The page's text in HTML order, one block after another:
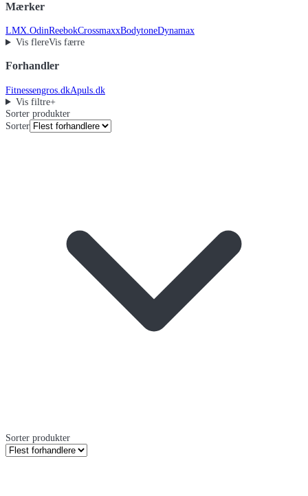
Mærker
LMX.OdinReebokCrossmaxxBodytoneDynamax
Vis flereVis færre
Forhandler
Fitnessengros.dkApuls.dk
Vis filtre+
Sorter produkter
Sorter
Sorter produkter